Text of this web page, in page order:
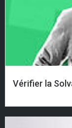
Vérifier la